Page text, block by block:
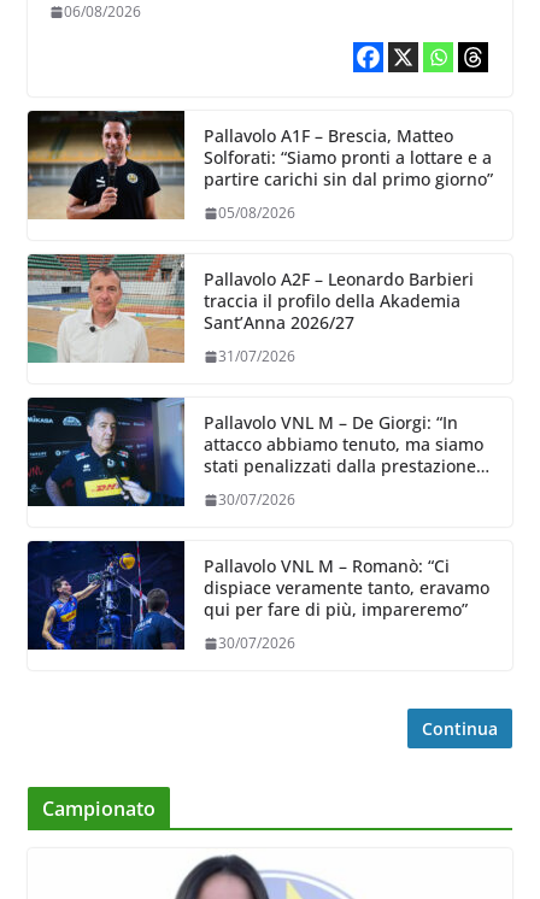
06/08/2026
Pallavolo A1F – Brescia, Matteo
Solforati: “Siamo pronti a lottare e a
partire carichi sin dal primo giorno”
05/08/2026
Pallavolo A2F – Leonardo Barbieri
traccia il profilo della Akademia
Sant’Anna 2026/27
31/07/2026
Pallavolo VNL M – De Giorgi: “In
attacco abbiamo tenuto, ma siamo
stati penalizzati dalla prestazione
30/07/2026
Pallavolo VNL M – Romanò: “Ci
dispiace veramente tanto, eravamo
qui per fare di più, impareremo”
30/07/2026
Continua
Campionato